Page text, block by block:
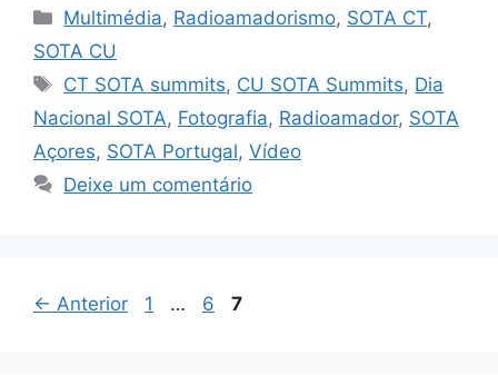
Categorias
Multimédia, Radioamadorismo, SOTA CT,
SOTA CU
Etiquetas
CT SOTA summits, CU SOTA Summits, Dia
Nacional SOTA, Fotografia, Radioamador, SOTA
Açores, SOTA Portugal, Vídeo
Deixe um comentário
← Anterior Página
1 … Página
6 Página
7